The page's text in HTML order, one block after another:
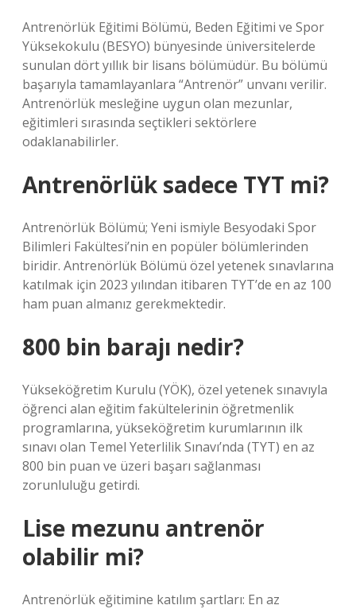
Antrenörlük Eğitimi Bölümü, Beden Eğitimi ve Spor
Yüksekokulu (BESYO) bünyesinde üniversitelerde
sunulan dört yıllık bir lisans bölümüdür. Bu bölümü
başarıyla tamamlayanlara “Antrenör” unvanı verilir.
Antrenörlük mesleğine uygun olan mezunlar,
eğitimleri sırasında seçtikleri sektörlere
odaklanabilirler.
Antrenörlük sadece TYT mi?
Antrenörlük Bölümü; Yeni ismiyle Besyodaki Spor
Bilimleri Fakültesi’nin en popüler bölümlerinden
biridir. Antrenörlük Bölümü özel yetenek sınavlarına
katılmak için 2023 yılından itibaren TYT’de en az 100
ham puan almanız gerekmektedir.
800 bin barajı nedir?
Yükseköğretim Kurulu (YÖK), özel yetenek sınavıyla
öğrenci alan eğitim fakültelerinin öğretmenlik
programlarına, yükseköğretim kurumlarının ilk
sınavı olan Temel Yeterlilik Sınavı’nda (TYT) en az
800 bin puan ve üzeri başarı sağlanması
zorunluluğu getirdi.
Lise mezunu antrenör
olabilir mi?
Antrenörlük eğitimine katılım şartları: En az